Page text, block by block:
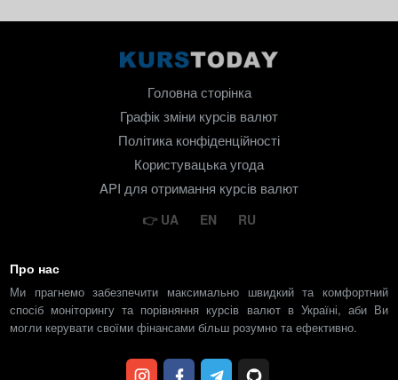
Головна сторінка
Графік зміни курсів валют
Політика конфіденційності
Користувацька угода
API для отримання курсів валют
UA EN RU
Про нас
Ми прагнемо забезпечити максимально швидкий та комфортний
спосіб моніторингу та порівняння курсів валют в Україні, аби Ви
могли керувати своїми фінансами більш розумно та ефективно.